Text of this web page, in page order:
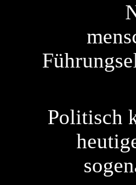
Politisch